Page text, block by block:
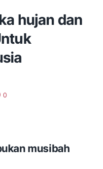
hujan dan
0
musibah